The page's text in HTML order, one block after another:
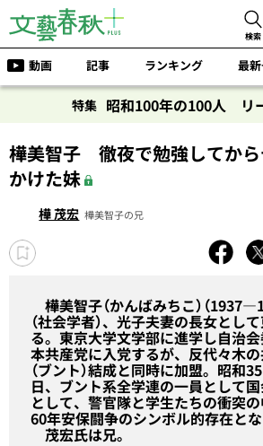
検索
動画 記事 ランキング 最
特集 昭和100年の100人 リ
樺美智子 徹夜で勉強してから
かけた妹
樺 茂宏 樺美智子の兄
樺美智子（かんばみちこ）（
（社会学者）、光子夫妻の長女とし
る。東京大学文学部に進学し自治
本共産党に入党するが、反代々木
（ブント）結成と同時に加盟。昭和
日、ブント系全学連の一員として
として、警官隊と学生たちの衝突の
60年安保闘争のシンボル的存在とな
茂宏氏は兄。